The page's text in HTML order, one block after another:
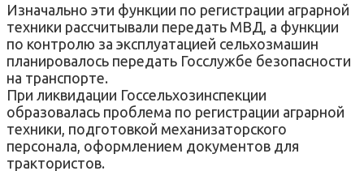
Изначально эти функции по регистрации аграрной
техники рассчитывали передать МВД, а функции
по контролю за эксплуатацией сельхозмашин
планировалось передать Госслужбе безопасности
на транспорте.
При ликвидации Госсельхозинспекции
образовалась проблема по регистрации аграрной
техники, подготовкой механизаторского
персонала, оформлением документов для
трактористов.